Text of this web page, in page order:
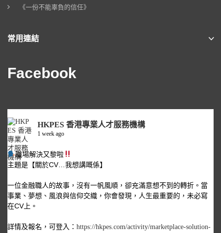
《一份不能辜負的信任》
常用連結
Facebook
HKPES 香港專業人才服務機構
1 week ago
職場解決又黎啦
主題是【關於CV…我想講嘅係】
一位金融職人的故事，沒有一帆風順，卻充滿意想不到的轉折。當
事業、夢想、風浪與信仰交織，你會發現，人生最重要的，未必寫
在CV上。
詳情及報名，可登入： https://hkpes.com/activity/marketplace-solution-